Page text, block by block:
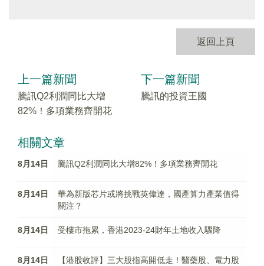
返回上頁
上一篇新聞
騰訊Q2利潤同比大增
82%！多項業務齊開花
下一篇新聞
騰訊的投資王國
相關文章
8月14日 騰訊Q2利潤同比大增82%！多項業務齊開花
8月14日
華為新版芯片或將挑戰英偉達，國產算力產業值得
關注？
8月14日 受樓市拖累，香港2023-24財年土地收入驟降
8月14日
【港股收評】三大股指高開低走！醫藥股、電力股